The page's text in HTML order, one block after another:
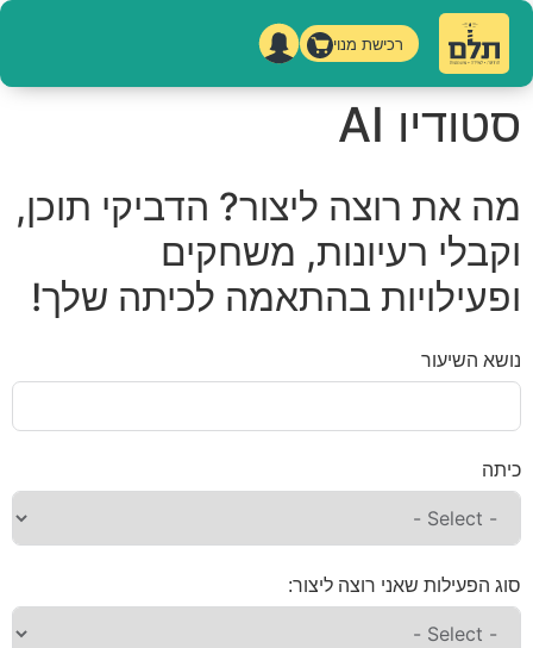
רכישת מנוי
סטודיו AI
מה את רוצה ליצור? הדביקי תוכן,
וקבלי רעיונות, משחקים
ופעילויות בהתאמה לכיתה שלך!
נושא השיעור
כיתה
סוג הפעילות שאני רוצה ליצור: